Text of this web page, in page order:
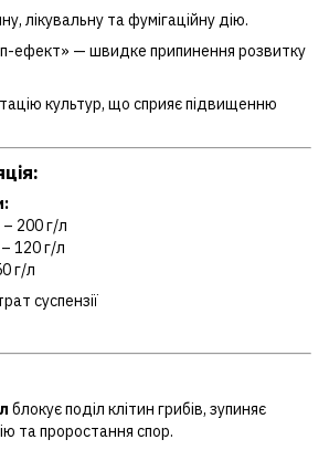
лікувальну та фумігаційну дію.
ефект» — швидке припинення розвитку
культур, що сприяє підвищенню
200 г/л
120 г/л
г/л
суспензії
блокує поділ клітин грибів, зупиняє
та проростання спор.